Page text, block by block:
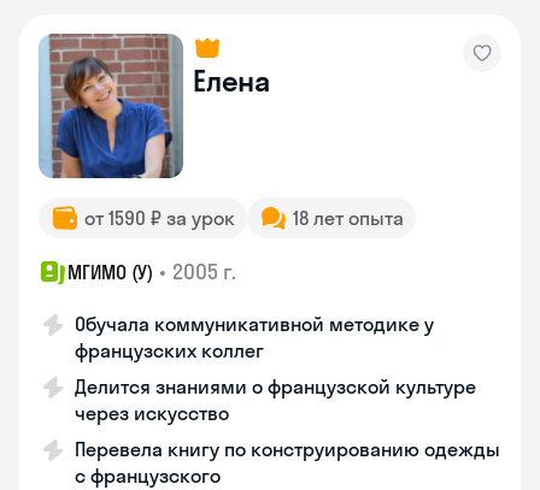
Елена
от 1590 ₽ за урок 18 лет опыта
МГИМО (У) • 2005 г.
Обучала коммуникативной методике у
французских коллег
Делится знаниями о французской культуре
через искусство
Перевела книгу по конструированию одежды
с французского